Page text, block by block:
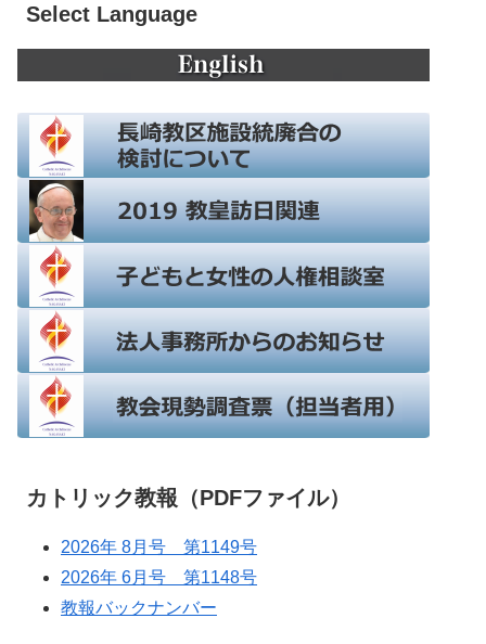
Select Language
カトリック教報（PDFファイル）
2026年 8月号 第1149号
2026年 6月号 第1148号
教報バックナンバー